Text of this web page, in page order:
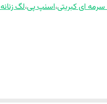
سرمه ای کبریتی،اسنپ پی،لگ